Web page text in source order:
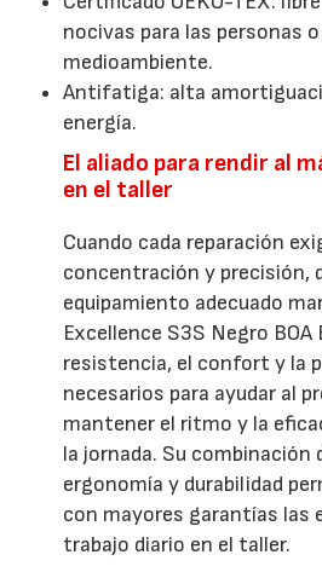
nocivas para las personas o
medioambiente.
Antifatiga: alta
energía.
El aliado para rendir al
en el taller
Cuando cada reparación
concentración y precisión,
equipamiento adecuado
Excellence S3S Negro BOA
resistencia, el confort y la
necesarios para ayudar al
mantener el ritmo y la
la jornada. Su combinación
ergonomía y durabilidad
con mayores garantías las
trabajo diario en el taller.